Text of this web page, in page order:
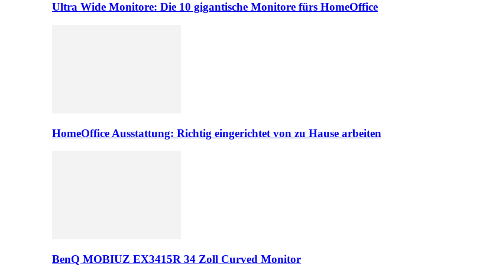
Ultra Wide Monitore: Die 10 gigantische Monitore fürs HomeOffice
HomeOffice Ausstattung: Richtig eingerichtet von zu Hause arbeiten
BenQ MOBIUZ EX3415R 34 Zoll Curved Monitor